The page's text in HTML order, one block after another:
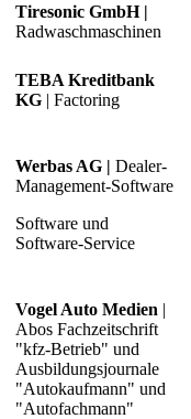
Tiresonic GmbH |
Radwaschmaschinen
TEBA Kreditbank
KG | Factoring
Werbas AG | Dealer-
Management-Software
Software und
Software-Service
Vogel Auto Medien |
Abos Fachzeitschrift
"kfz-Betrieb" und
Ausbildungsjournale
"Autokaufmann" und
"Autofachmann"